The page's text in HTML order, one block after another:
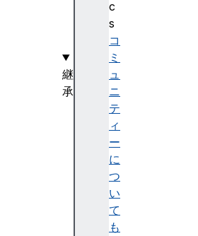
c
s
コ
ミ
ュ
ニ
テ
ィ
ー
に
つ
い
て
も
継
承